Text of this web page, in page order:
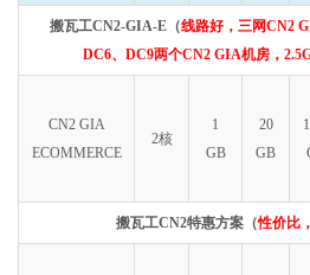
搬瓦工CN2-GIA-E（线路好，三网CN2
DC6、DC9两个CN2 GIA机房，
CN2 GIA
ECOMMERCE
2核
1
GB
20
GB
搬瓦工CN2特惠方案（性价比